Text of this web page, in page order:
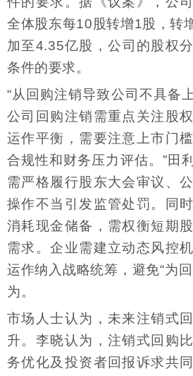
全体股东每10股转增1股，转
加至4.35亿股，公司的股权
条件的要求。
“从回购注销导致公司不具备
公司回购注销需重点关注股
运作平衡，需要注意上市门
合规性和财务压力评估。”田
需严格履行股东大会审议、
操作不当引发监管处罚。同
消耗现金储备，需权衡短期
需求。企业需建立动态风控
运作纳入战略统筹，避免“为
为。
市场人士认为，未来注销式
升。李晓认为，注销式回购
务优化及投资者回报诉求共